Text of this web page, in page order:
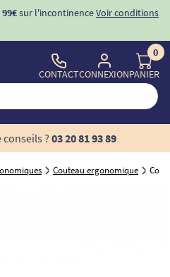
99€sur l'incontinenceVoir conditions
CONTACTCONNEXION
0
PANIER
? 03 20 81 93 89
Couteau ergonomique